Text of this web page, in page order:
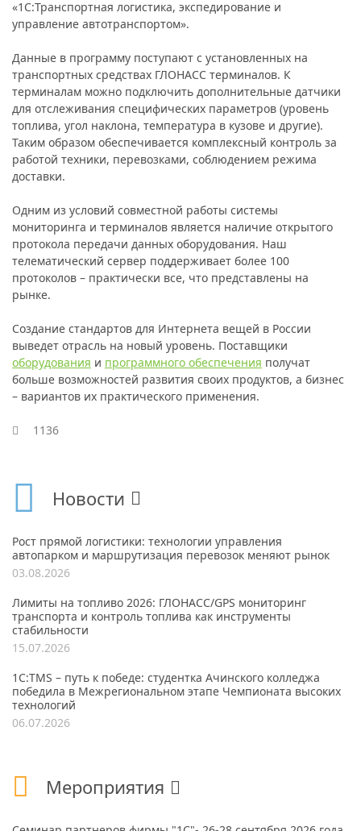
«1С:Транспортная логистика, экспедирование и
управление автотранспортом».
Данные в программу поступают с установленных на
транспортных средствах ГЛОНАСС терминалов. К
терминалам можно подключить дополнительные датчики
для отслеживания специфических параметров (уровень
топлива, угол наклона, температура в кузове и другие).
Таким образом обеспечивается комплексный контроль за
работой техники, перевозками, соблюдением режима
доставки.
Одним из условий совместной работы системы
мониторинга и терминалов является наличие открытого
протокола передачи данных оборудования. Наш
телематический сервер поддерживает более 100
протоколов – практически все, что представлены на
рынке.
Создание стандартов для Интернета вещей в России
выведет отрасль на новый уровень. Поставщики
оборудования и программного обеспечения получат
больше возможностей развития своих продуктов, а бизнес
– вариантов их практического применения.
1136
Новости
Рост прямой логистики: технологии управления
автопарком и маршрутизация перевозок меняют рынок
03.08.2026
Лимиты на топливо 2026: ГЛОНАСС/GPS мониторинг
транспорта и контроль топлива как инструменты
стабильности
15.07.2026
1С:TMS – путь к победе: студентка Ачинского колледжа
победила в Межрегиональном этапе Чемпионата высоких
технологий
06.07.2026
Мероприятия